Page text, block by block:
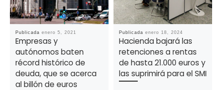
Publicada enero 5, 2021
Empresas y
autónomos baten
récord histórico de
deuda, que se acerca
al billón de euros
Publicada enero 18, 2024
Hacienda bajará las
retenciones a rentas
de hasta 21.000 euros y
las suprimirá para el SMI